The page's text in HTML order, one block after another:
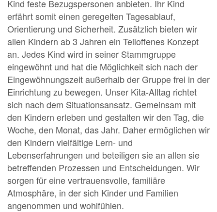
Kind feste Bezugspersonen anbieten. Ihr Kind
erfährt somit einen geregelten Tagesablauf,
Orientierung und Sicherheit. Zusätzlich bieten wir
allen Kindern ab 3 Jahren ein Teiloffenes Konzept
an. Jedes Kind wird in seiner Stammgruppe
eingewöhnt und hat die Möglichkeit sich nach der
Eingewöhnungszeit außerhalb der Gruppe frei in der
Einrichtung zu bewegen. Unser Kita-Alltag richtet
sich nach dem Situationsansatz. Gemeinsam mit
den Kindern erleben und gestalten wir den Tag, die
Woche, den Monat, das Jahr. Daher ermöglichen wir
den Kindern vielfältige Lern- und
Lebenserfahrungen und beteiligen sie an allen sie
betreffenden Prozessen und Entscheidungen. Wir
sorgen für eine vertrauensvolle, familiäre
Atmosphäre, in der sich Kinder und Familien
angenommen und wohlfühlen.